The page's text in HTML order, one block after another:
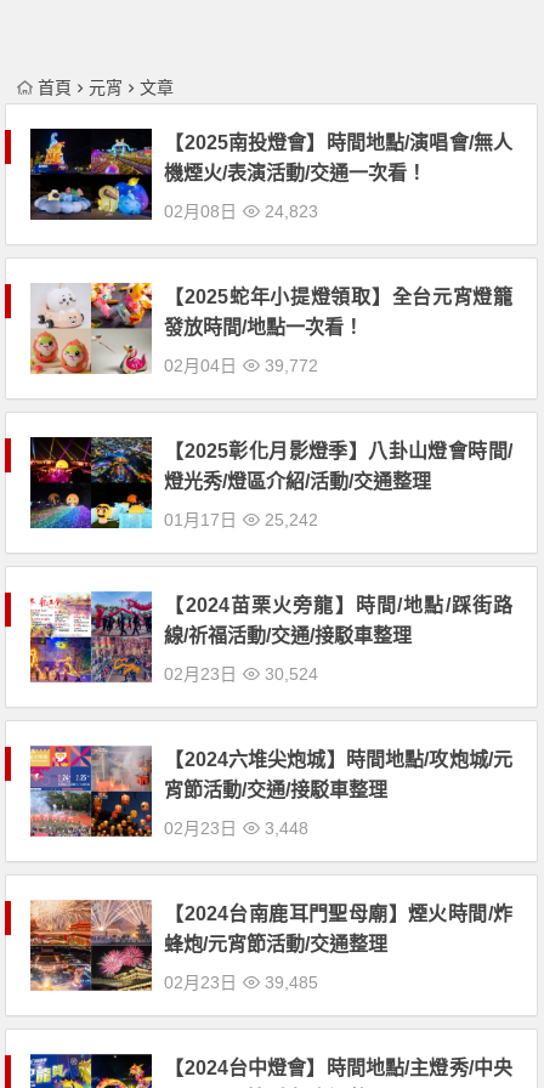
首頁 元宵 文章
【2025南投燈會】時間地點/演唱會/無人
機煙火/表演活動/交通一次看！
02月08日 24,823
【2025蛇年小提燈領取】全台元宵燈籠
發放時間/地點一次看！
02月04日 39,772
【2025彰化月影燈季】八卦山燈會時間/
燈光秀/燈區介紹/活動/交通整理
01月17日 25,242
【2024苗栗火旁龍】時間/地點/踩街路
線/祈福活動/交通/接駁車整理
02月23日 30,524
【2024六堆尖炮城】時間地點/攻炮城/元
宵節活動/交通/接駁車整理
02月23日 3,448
【2024台南鹿耳門聖母廟】煙火時間/炸
蜂炮/元宵節活動/交通整理
02月23日 39,485
【2024台中燈會】時間地點/主燈秀/中央